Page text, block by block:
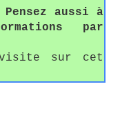
aussi à
par
visite sur cet